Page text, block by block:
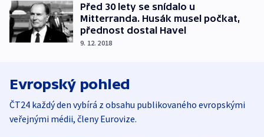
Před 30 lety se snídalo u
Mitterranda. Husák musel počkat,
přednost dostal Havel
9. 12. 2018
Evropský pohled
ČT24 každý den vybírá z obsahu publikovaného evropskými
veřejnými médii, členy Eurovize.